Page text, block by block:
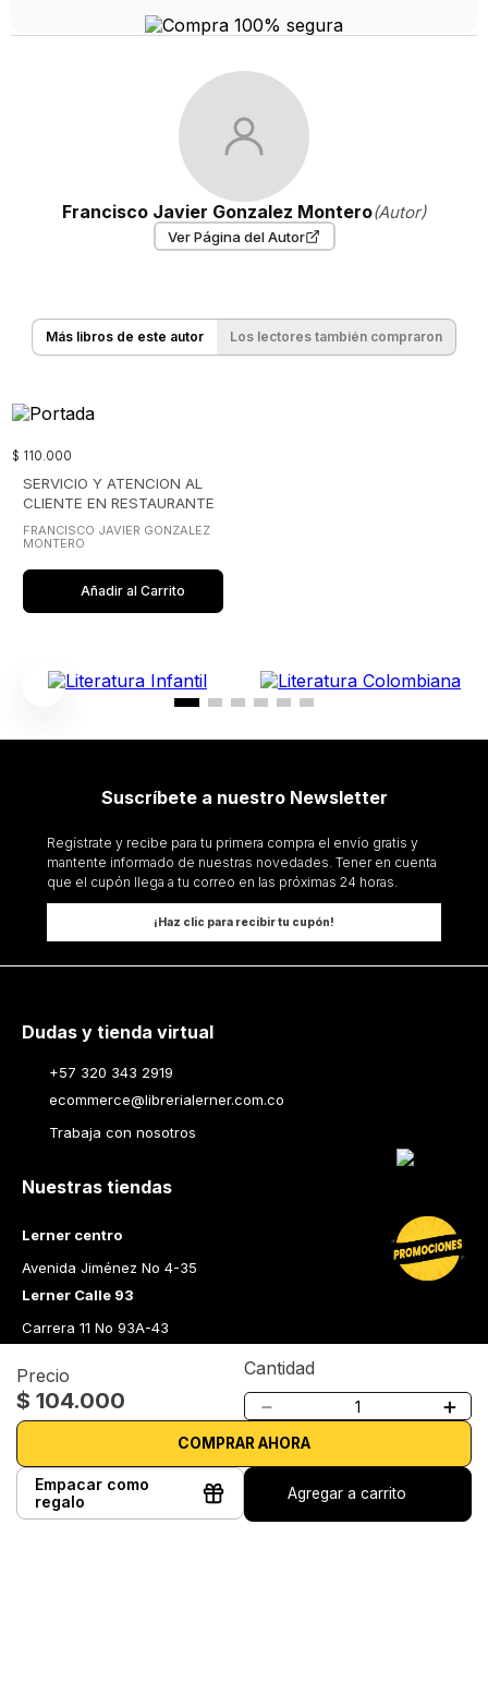
Precio
$ 104.000
Cantidad
＋
－
COMPRAR AHORA
Empacar como
regalo
Agregar a carrito
Francisco Javier Gonzalez Montero(Autor)
Ver Página del Autor
Más libros de este autor Los lectores también compraron
$ 110.000
SERVICIO Y ATENCION AL
CLIENTE EN RESTAURANTE
FRANCISCO JAVIER GONZALEZ
MONTERO
Añadir al Carrito
Suscríbete a nuestro Newsletter
Regístrate y recibe para tu primera compra el envío gratis y
mantente informado de nuestras novedades. Tener en cuenta
que el cupón llega a tu correo en las próximas 24 horas.
¡Haz clic para recibir tu cupón!
Dudas y tienda virtual
+57 320 343 2919
ecommerce@librerialerner.com.co
Trabaja con nosotros
Nuestras tiendas
Lerner centro
Avenida Jiménez No 4-35
Lerner Calle 93
Carrera 11 No 93A-43
Carrera 43 A No. 05 A - 113 Local 103 Edificio One Plaza PH
Medellín Colombia
Librería Lerner - Comprar libros en Colombia
Quiénes somos
Librerías